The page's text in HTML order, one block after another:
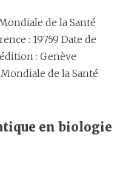
de la Santé
: 19759 Date de
: Genève
de la Santé
en biologie